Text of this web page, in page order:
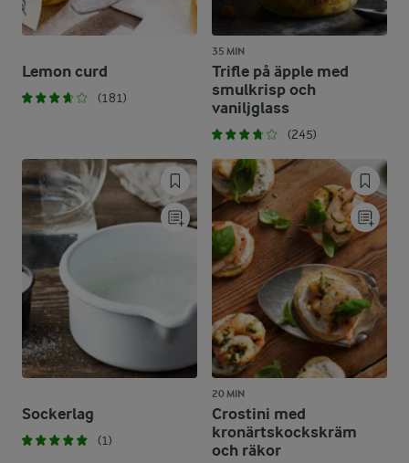
Lemon curd
(181)
35 MIN
Trifle på äpple med
smulkrisp och
vaniljglass
(245)
Sockerlag
(1)
20 MIN
Crostini med
kronärtskockskräm
och räkor